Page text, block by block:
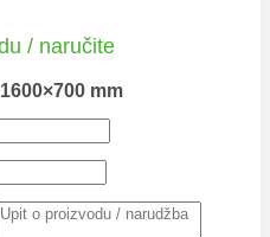
/ naručite
mm